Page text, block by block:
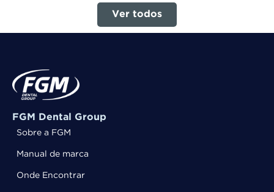
Ver todos
FGM Dental Group
Sobre a FGM
Manual de marca
Onde Encontrar